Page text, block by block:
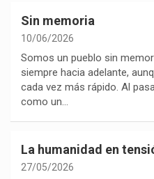
Sin memoria
10/06/2026
Somos un pueblo sin
siempre hacia adelante,
cada vez más rápido. Al
como un…
La humanidad en
27/05/2026